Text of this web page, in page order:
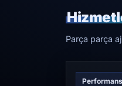
Parça parça
Performans